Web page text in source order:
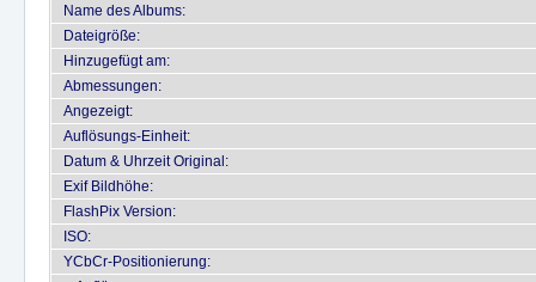
Name des Albums:
Dateigröße:
Hinzugefügt am:
Abmessungen:
Angezeigt:
Auflösungs-Einheit:
Datum & Uhrzeit Original:
Exif Bildhöhe:
FlashPix Version:
ISO:
YCbCr-Positionierung: